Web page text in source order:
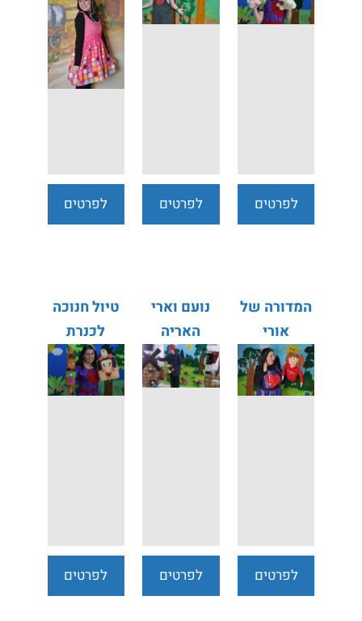
לפרטים
לפרטים
לפרטים
המדורה של
אורי
לפרטים
נועם וארי
האריה
הירושלמי
לפרטים
טיול חנוכה
לכנרת
לפרטים